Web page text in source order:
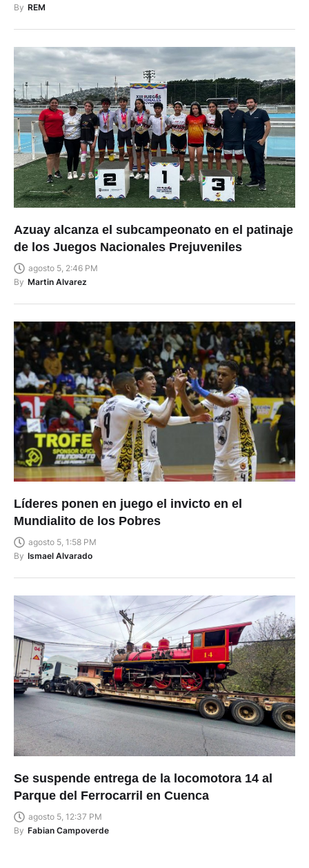
By REM
Azuay alcanza el subcampeonato en el patinaje
de los Juegos Nacionales Prejuveniles
agosto 5, 2:46 PM
By Martin Alvarez
Líderes ponen en juego el invicto en el
Mundialito de los Pobres
agosto 5, 1:58 PM
By Ismael Alvarado
Se suspende entrega de la locomotora 14 al
Parque del Ferrocarril en Cuenca
agosto 5, 12:37 PM
By Fabian Campoverde